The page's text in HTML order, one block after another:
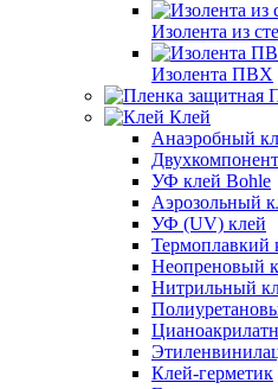
Изолента из
Изолента ПВХ
Клей
Анаэробный
УФ клей Bohle
Аэрозольный
УФ (UV) клей
Термоплавкий
Неопреновый
Нитрильный
Клей-герметик